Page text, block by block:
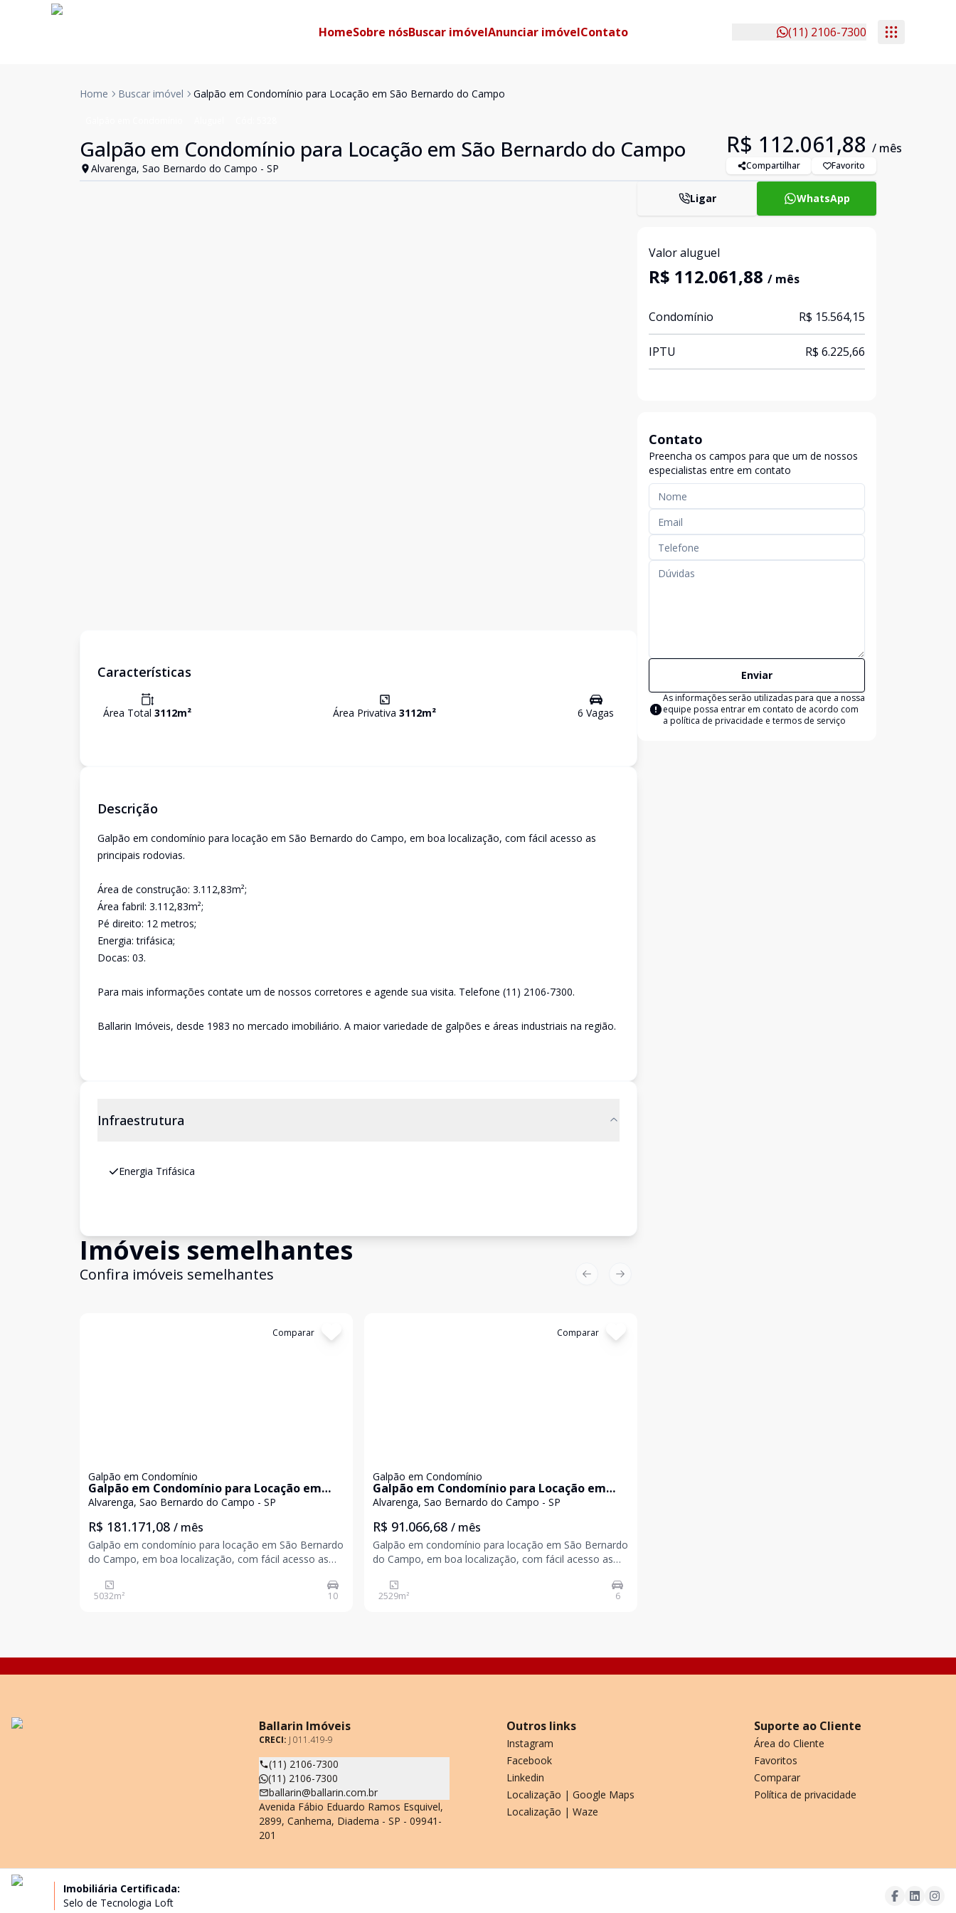
HomeSobre nósBuscar imóvelAnunciar imóvelContato (11) 2106-7300
Home Buscar imóvel Galpão em Condomínio para Locação em São Bernardo do Campo
Galpão em Condomínio para Locação em São Bernardo do Campo
Alvarenga, Sao Bernardo do Campo - SP
R$ 112.061,88 / mês
Compartilhar Favorito
Características
Área Total 3112m² Área Privativa 3112m² 6 Vagas
Descrição
Galpão em condomínio para locação em São Bernardo do Campo, em boa localização, com fácil acesso as
principais rodovias.
Área de construção: 3.112,83m²;
Área fabril: 3.112,83m²;
Pé direito: 12 metros;
Energia: trifásica;
Docas: 03.
Para mais informações contate um de nossos corretores e agende sua visita. Telefone (11) 2106-7300.
Ballarin Imóveis, desde 1983 no mercado imobiliário. A maior variedade de galpões e áreas industriais na região.
Infraestrutura
Energia Trifásica
Imóveis semelhantes
Confira imóveis semelhantes
Comparar
Galpão em Condomínio
Galpão em Condomínio para Locação em
São Bernardo do Campo
Alvarenga, Sao Bernardo do Campo - SP
R$ 181.171,08 / mês
Galpão em condomínio para locação em São Bernardo
do Campo, em boa localização, com fácil acesso as
5032m² 10
Comparar
Galpão em Condomínio
Galpão em Condomínio para Locação em
São Bernardo do Campo
Alvarenga, Sao Bernardo do Campo - SP
R$ 91.066,68 / mês
Galpão em condomínio para locação em São Bernardo
do Campo, em boa localização, com fácil acesso as
Área fabril: 2.529,63m²; Pé direito: 12 metros; Energia:
2529m² 6
Previous slide
Next slide
Ligar WhatsApp
Valor aluguel
R$ 112.061,88 / mês
Condomínio R$ 15.564,15
IPTU R$ 6.225,66
Contato
Preencha os campos para que um de nossos
especialistas entre em contato
Enviar
As informações serão utilizadas para que a nossa
equipe possa entrar em contato de acordo com
a política de privacidade e termos de serviço
Ballarin Imóveis
CRECI: J 011.419-9
(11) 2106-7300
(11) 2106-7300
ballarin@ballarin.com.br
Avenida Fábio Eduardo Ramos Esquivel,
2899, Canhema, Diadema - SP - 09941-
201
Outros links
Instagram
Facebook
Linkedin
Localização | Google Maps
Localização | Waze
Suporte ao Cliente
Área do Cliente
Favoritos
Comparar
Política de privacidade
Imobiliária Certificada:
Selo de Tecnologia Loft